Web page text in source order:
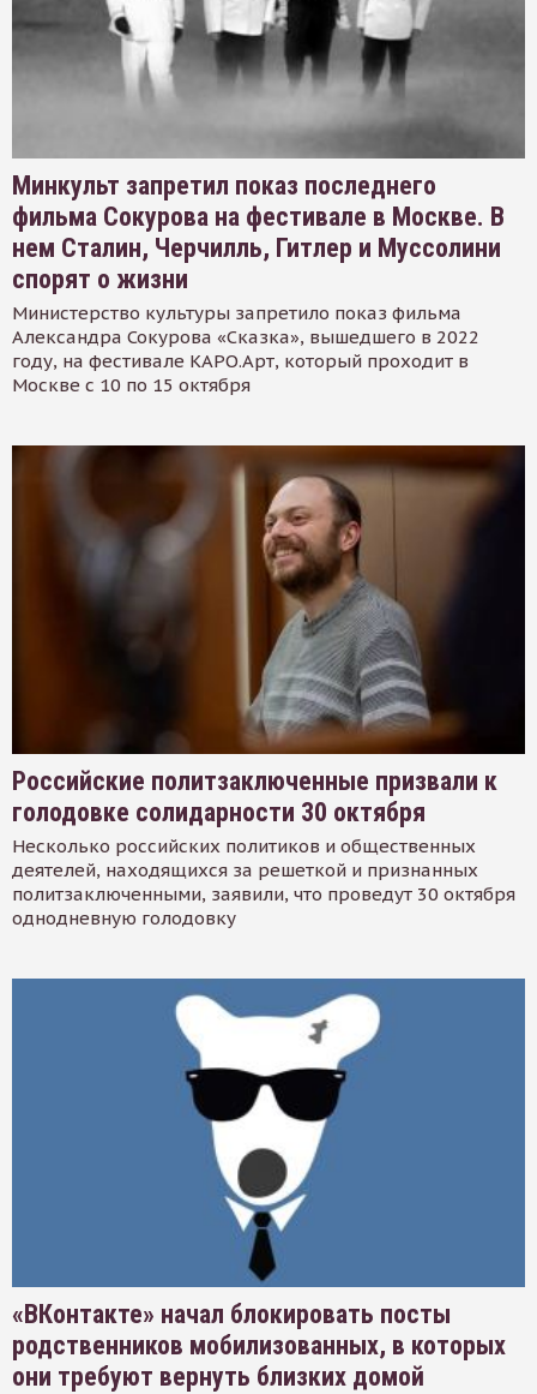
Минкульт запретил показ последнего
фильма Сокурова на фестивале в Москве. В
нем Сталин, Черчилль, Гитлер и Муссолини
спорят о жизни
Министерство культуры запретило показ фильма
Александра Сокурова «Сказка», вышедшего в 2022
году, на фестивале КАРО.Арт, который проходит в
Москве с 10 по 15 октября
Российские политзаключенные призвали к
голодовке солидарности 30 октября
Несколько российских политиков и общественных
деятелей, находящихся за решеткой и признанных
политзаключенными, заявили, что проведут 30 октября
однодневную голодовку
«ВКонтакте» начал блокировать посты
родственников мобилизованных, в которых
они требуют вернуть близких домой